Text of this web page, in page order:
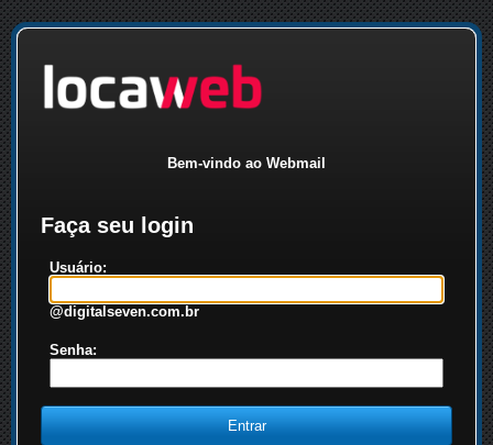
Bem-vindo ao Webmail
Faça seu login
Usuário:
@digitalseven.com.br
Senha: